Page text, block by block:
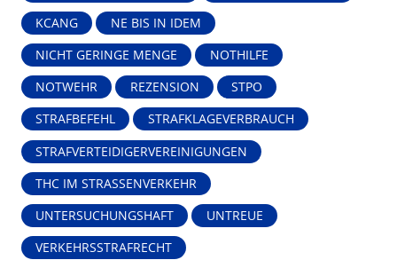
KCANG NE BIS IN IDEM
NICHT GERINGE MENGE NOTHILFE
NOTWEHR REZENSION STPO
STRAFBEFEHL STRAFKLAGEVERBRAUCH
STRAFVERTEIDIGERVEREINIGUNGEN
THC IM STRASSENVERKEHR
UNTERSUCHUNGSHAFT UNTREUE
VERKEHRSSTRAFRECHT